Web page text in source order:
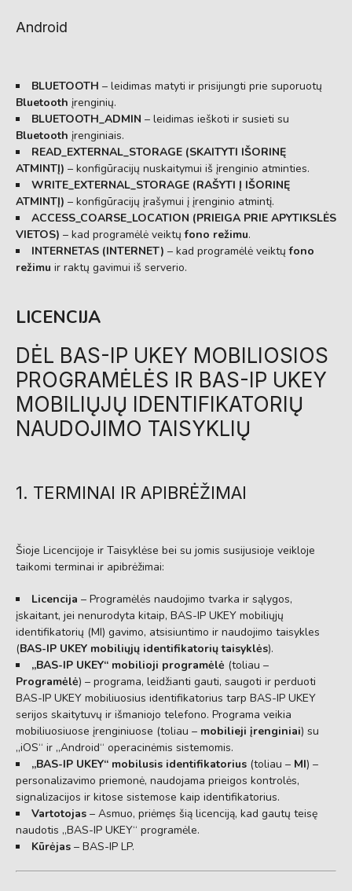
Android
BLUETOOTH – leidimas matyti ir prisijungti prie suporuotų
Bluetooth įrenginių.
BLUETOOTH_ADMIN – leidimas ieškoti ir susieti su
Bluetooth įrenginiais.
READ_EXTERNAL_STORAGE (SKAITYTI IŠORINĘ
ATMINTĮ) – konfigūracijų nuskaitymui iš įrenginio atminties.
WRITE_EXTERNAL_STORAGE (RAŠYTI Į IŠORINĘ
ATMINTĮ) – konfigūracijų įrašymui į įrenginio atmintį.
ACCESS_COARSE_LOCATION (PRIEIGA PRIE APYTIKSLĖS
VIETOS) – kad programėlė veiktųfono režimu.
INTERNETAS (INTERNET) – kad programėlė veiktųfono
režimu ir raktų gavimui iš serverio.
LICENCIJA
DĖL BAS-IP UKEY MOBILIOSIOS
PROGRAMĖLĖS IR BAS-IP UKEY
MOBILIŲJŲ IDENTIFIKATORIŲ
NAUDOJIMO TAISYKLIŲ
1. TERMINAI IR APIBRĖŽIMAI
Šioje Licencijoje ir Taisyklėse bei su jomis susijusioje veikloje
taikomi terminai ir apibrėžimai:
Licencija – Programėlės naudojimo tvarka ir sąlygos,
įskaitant, jei nenurodyta kitaip, BAS-IP UKEY mobiliųjų
identifikatorių (MI) gavimo, atsisiuntimo ir naudojimo taisykles
(BAS-IP UKEY mobiliųjų identifikatorių taisyklės).
„BAS-IP UKEY“ mobilioji programėlė (toliau –
Programėlė) – programa, leidžianti gauti, saugoti ir perduoti
BAS-IP UKEY mobiliuosius identifikatorius tarp BAS-IP UKEY
serijos skaitytuvų ir išmaniojo telefono. Programa veikia
mobiliuosiuose įrenginiuose (toliau – mobilieji įrenginiai) su
„iOS“ ir „Android“ operacinėmis sistemomis.
„BAS-IP UKEY“ mobilusis identifikatorius (toliau – MI) –
personalizavimo priemonė, naudojama prieigos kontrolės,
signalizacijos ir kitose sistemose kaip identifikatorius.
Vartotojas – Asmuo, priėmęs šią licenciją, kad gautų teisę
naudotis „BAS-IP UKEY“ programėle.
Kūrėjas – BAS-IP LP.